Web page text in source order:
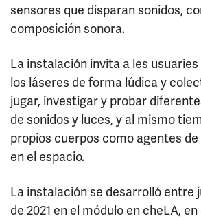
sensores que disparan sonidos,
composición sonora.
La instalación invita a les
los láseres de forma lúdica y
jugar, investigar y probar
de sonidos y luces, y al mismo
propios cuerpos como agentes
en el espacio.
La instalación se desarrolló entre
de 2021 en el módulo en cheLA,